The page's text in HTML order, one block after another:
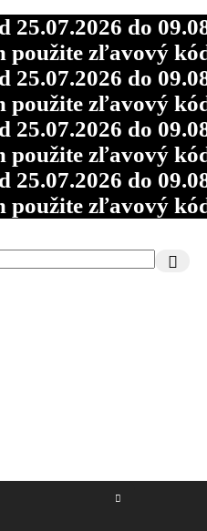
do
použite zľavový
do
použite zľavový
do
použite zľavový
do
použite zľavový